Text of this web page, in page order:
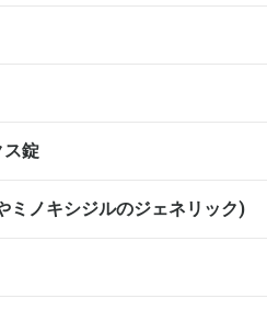
ス錠
ミノキシジルのジェネリック)